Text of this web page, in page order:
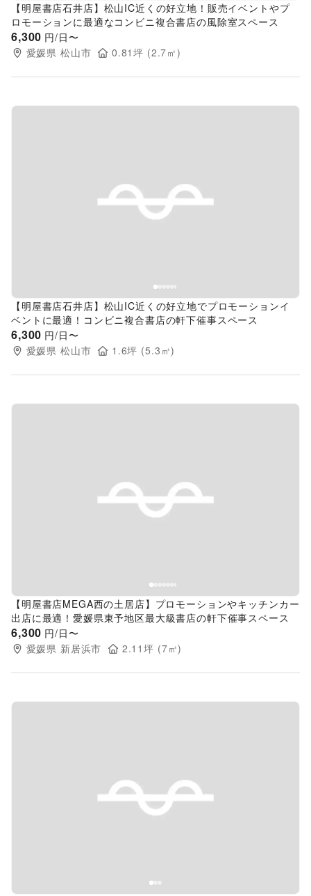
【明屋書店石井店】松山IC近くの好立地！販売イベントやプ
ロモーションに最適なコンビニ複合書店の風除室スペース
6,300 円/日〜
愛媛県 松山市 0.81坪 (2.7㎡)
Previous slide
【明屋書店石井店】松山IC近くの好立地でプロモーションイ
ベントに最適！コンビニ複合書店の軒下催事スペース
6,300 円/日〜
愛媛県 松山市 1.6坪 (5.3 ㎡)
Previous slide
【明屋書店MEGA西の土居店】プロモーションやキッチンカー
出店に最適！愛媛県東予地区最大級書店の軒下催事スペース
6,300 円/日〜
愛媛県 新居浜市 2.11坪 (7㎡)
Previous slide